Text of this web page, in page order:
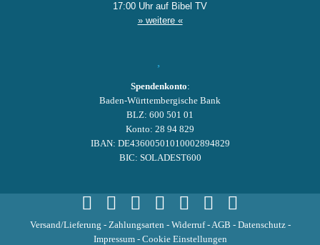
17:00 Uhr auf Bibel TV
» weitere «
Spendenkonto:
Baden-Württembergische Bank
BLZ: 600 501 01
Konto: 28 94 829
IBAN: DE43600501010002894829
BIC: SOLADEST600
Versand/Lieferung - Zahlungsarten - Widerruf-AGB - Datenschutz-
Impressum- Cookie Einstellungen